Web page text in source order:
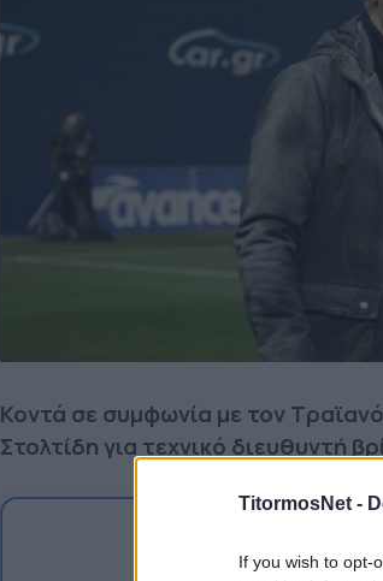
TitormosNet -
If you wish to opt-
Κοντά σε συμφωνία με τον
Στολτίδη για τεχνικό διευθυντή
Δείτε περισσότερα